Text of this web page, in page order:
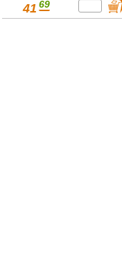
41 69